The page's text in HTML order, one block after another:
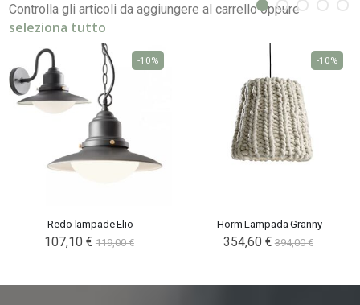
Controlla gli articoli da aggiungere al carrello oppure
seleziona tutto
Redo lampade Elio
107,10 € 119,00 €
-10%
Horm Lampada Granny
354,60 € 394,00 €
-10%